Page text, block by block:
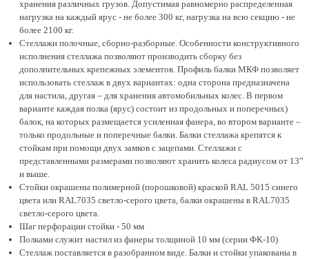
хранения различных грузов. Допустимая равномерно распределенная
нагрузка на каждый ярус - не более 300 кг, нагрузка на всю секцию - не
более 2100 кг.
Стеллажи полочные, сборно-разборные. Особенности конструктивного
исполнения стеллажа позволяют производить сборку без
дополнительных крепежных элементов. Профиль балки МКФ позволяет
использовать стеллаж в двух вариантах: одна сторона предназначена
для настила, другая – для хранения автомобильных колес. В первом
варианте каждая полка (ярус) состоит из продольных и поперечных)
балок, на которых размещается усиленная фанера, во втором варианте –
только продольные и поперечные балки. Балки стеллажа крепятся к
стойкам при помощи двух замков с зацепами. Стеллажи с
представленными размерами позволяют хранить колеса радиусом от 13”
и выше.
Стойки окрашены полимерной (порошковой) краской RAL 5015 синего
цвета или RAL7035 светло-серого цвета, балки окрашены в RAL7035
светло-серого цвета.
Шаг перфорации стойки - 50 мм
Полками служит настил из фанеры толщиной 10 мм (серии ФК-10)
Стеллаж поставляется в разобранном виде. Балки и стойки упакованы в